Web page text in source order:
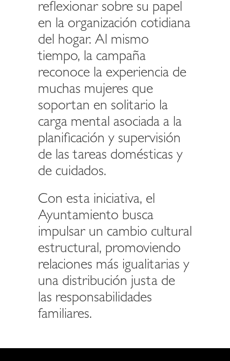
reflexionar sobre su papel
en la organización cotidiana
del hogar. Al mismo
tiempo, la campaña
reconoce la experiencia de
muchas mujeres que
soportan en solitario la
carga mental asociada a la
planificación y supervisión
de las tareas domésticas y
de cuidados.
Con esta iniciativa, el
Ayuntamiento busca
impulsar un cambio cultural
estructural, promoviendo
relaciones más igualitarias y
una distribución justa de
las responsabilidades
familiares.